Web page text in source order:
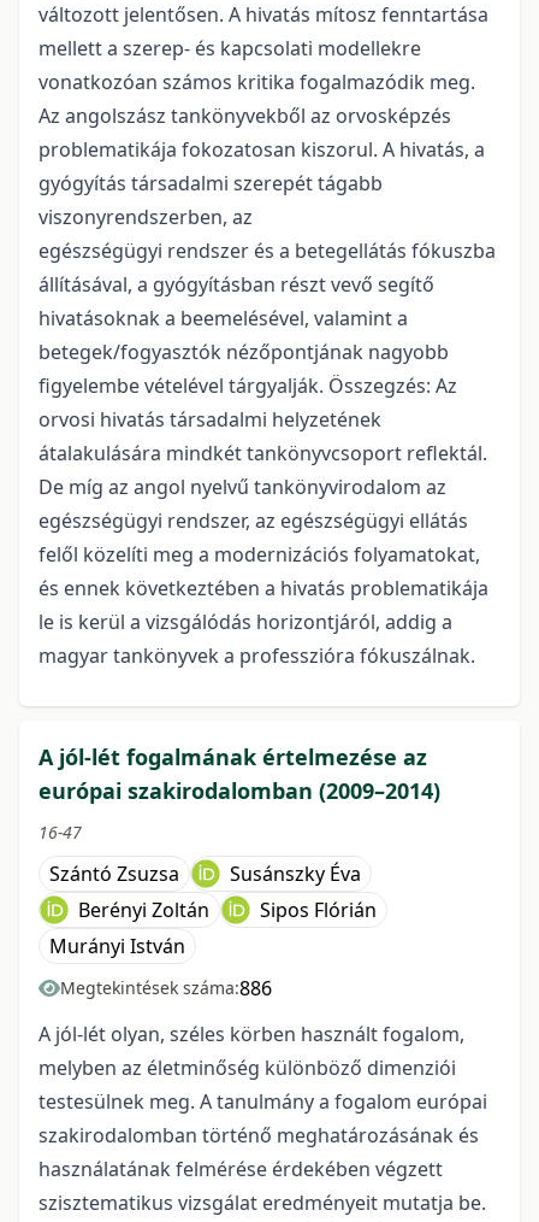
változott jelentősen. A hivatás mítosz fenntartása
mellett a szerep- és kapcsolati modellekre
vonatkozóan számos kritika fogalmazódik meg.
Az angolszász tankönyvekből az orvosképzés
problematikája fokozatosan kiszorul. A hivatás, a
gyógyítás társadalmi szerepét tágabb
viszonyrendszerben, az
egészségügyi rendszer és a betegellátás fókuszba
állításával, a gyógyításban részt vevő segítő
hivatásoknak a beemelésével, valamint a
betegek/fogyasztók nézőpontjának nagyobb
figyelembe vételével tárgyalják. Összegzés: Az
orvosi hivatás társadalmi helyzetének
átalakulására mindkét tankönyvcsoport reflektál.
De míg az angol nyelvű tankönyvirodalom az
egészségügyi rendszer, az egészségügyi ellátás
felől közelíti meg a modernizációs folyamatokat,
és ennek következtében a hivatás problematikája
le is kerül a vizsgálódás horizontjáról, addig a
magyar tankönyvek a professzióra fókuszálnak.
A jól-lét fogalmának értelmezése az
európai szakirodalomban (2009–2014)
16-47
Szántó Zsuzsa
Susánszky Éva
Berényi Zoltán
Sipos Flórián
Murányi István
Megtekintések száma:886
A jól-lét olyan, széles körben használt fogalom,
melyben az életminőség különböző dimenziói
testesülnek meg. A tanulmány a fogalom európai
szakirodalomban történő meghatározásának és
használatának felmérése érdekében végzett
szisztematikus vizsgálat eredményeit mutatja be.